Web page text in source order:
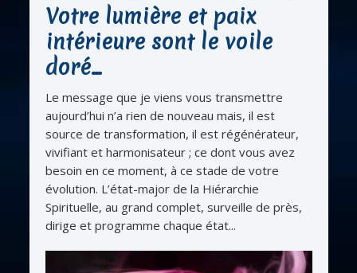
Votre lumière et paix
intérieure sont le voile
doré…
Le message que je viens vous transmettre
aujourd’hui n’a rien de nouveau mais, il est
source de transformation, il est régénérateur,
vivifiant et harmonisateur ; ce dont vous avez
besoin en ce moment, à ce stade de votre
évolution. L’état-major de la Hiérarchie
Spirituelle, au grand complet, surveille de près,
dirige et programme chaque état...